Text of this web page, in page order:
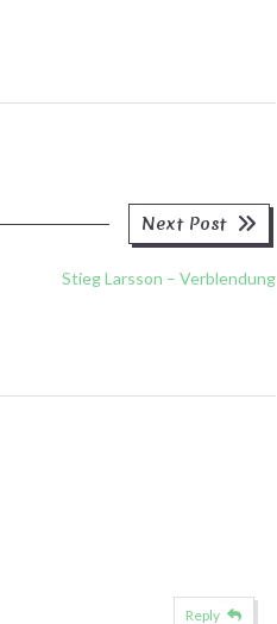
Next Post
Stieg Larsson – Verblendung
Reply